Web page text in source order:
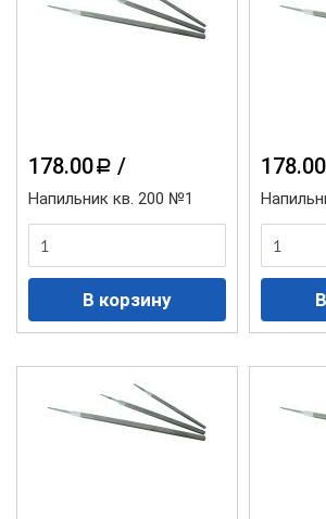
178.00 a /
Напильник кв. 200 №1
178.00